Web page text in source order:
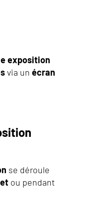
exposition
via un écran
se déroule
ou pendant